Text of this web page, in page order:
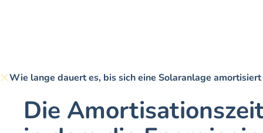
Wie lange dauert es, bis sich eine Solaranlage amortisiert
Die